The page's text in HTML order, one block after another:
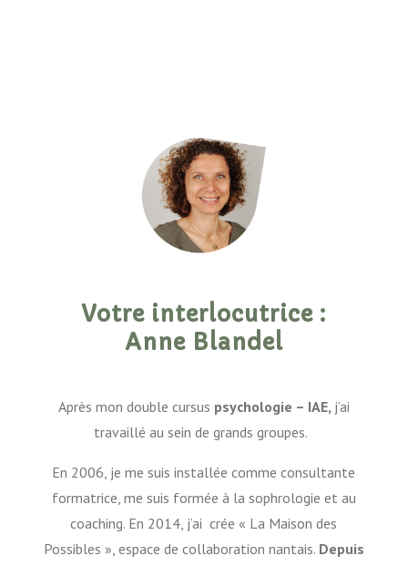
Votre interlocutrice :
Anne Blandel
Après mon double cursus psychologie – IAE, j’ai
travaillé au sein de grands groupes.
En 2006, je me suis installée comme consultante
formatrice, me suis formée à la sophrologie et au
coaching. En 2014, j’ai crée « La Maison des
Possibles », espace de collaboration nantais. Depuis